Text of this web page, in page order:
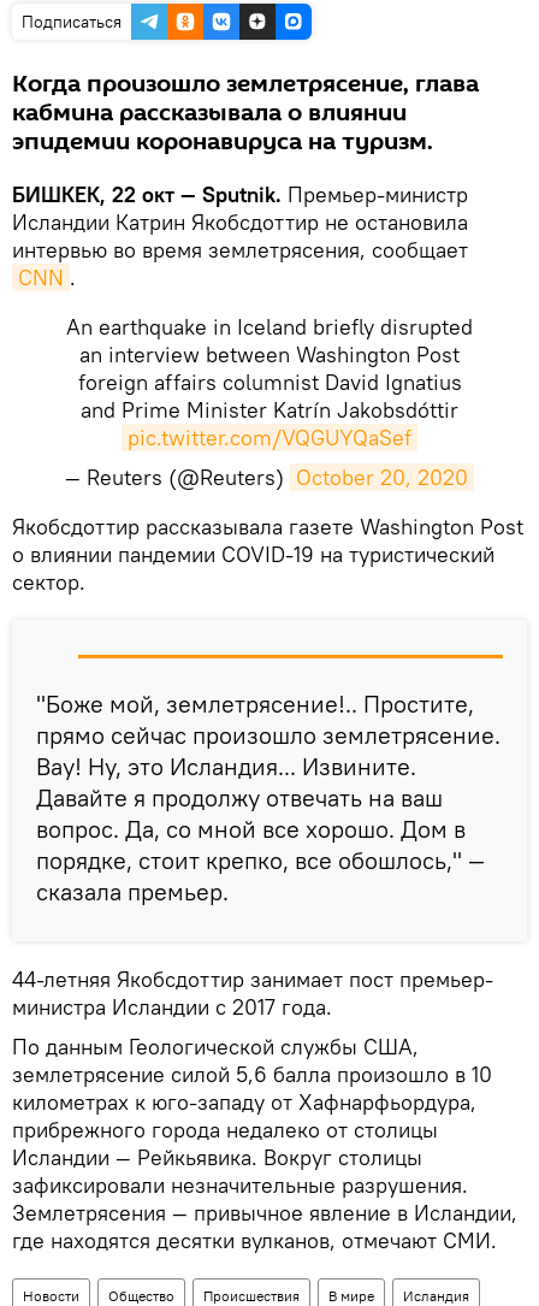
Подписаться
Когда произошло землетрясение, глава
кабмина рассказывала о влиянии
эпидемии коронавируса на туризм.
БИШКЕК, 22 окт — Sputnik. Премьер-министр
Исландии Катрин Якобсдоттир не остановила
интервью во время землетрясения, сообщает
CNN .
An earthquake in Iceland briefly disrupted
an interview between Washington Post
foreign affairs columnist David Ignatius
and Prime Minister Katrín Jakobsdóttir
pic.twitter.com/VQGUYQaSef
— Reuters (@Reuters) October 20, 2020
​Якобсдоттир рассказывала газете Washington Post
о влиянии пандемии COVID-19 на туристический
сектор.
"Боже мой, землетрясение!.. Простите,
прямо сейчас произошло землетрясение.
Вау! Ну, это Исландия... Извините.
Давайте я продолжу отвечать на ваш
вопрос. Да, со мной все хорошо. Дом в
порядке, стоит крепко, все обошлось," —
сказала премьер.
44-летняя Якобсдоттир занимает пост премьер-
министра Исландии с 2017 года.
По данным Геологической службы США,
землетрясение силой 5,6 балла произошло в 10
километрах к юго-западу от Хафнарфьордура,
прибрежного города недалеко от столицы
Исландии — Рейкьявика. Вокруг столицы
зафиксировали незначительные разрушения.
Землетрясения — привычное явление в Исландии,
где находятся десятки вулканов, отмечают СМИ.
Новости Общество Происшествия В мире Исландия